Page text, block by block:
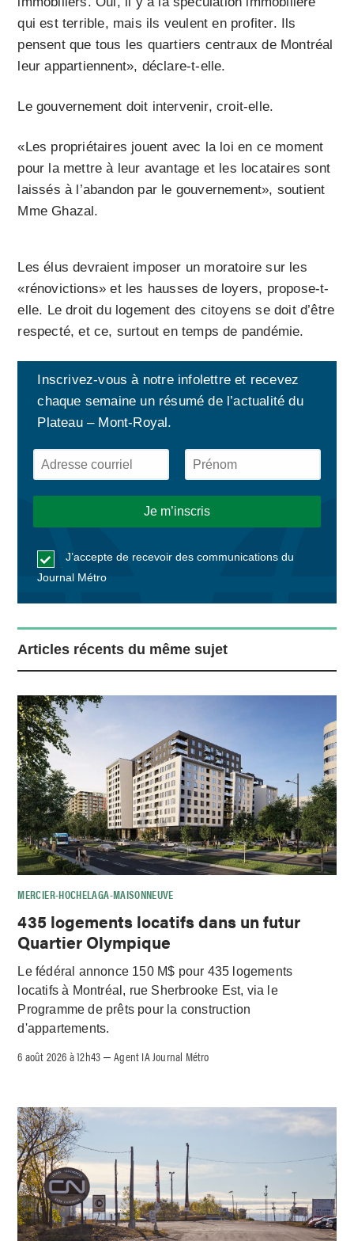
qui est terrible, mais ils veulent en profiter. Ils
pensent que tous les quartiers centraux de Montréal
leur appartiennent», déclare-t-elle.
Le gouvernement doit intervenir, croit-elle.
«Les propriétaires jouent avec la loi en ce moment
pour la mettre à leur avantage et les locataires sont
laissés à l’abandon par le gouvernement», soutient
Mme Ghazal.
Les élus devraient imposer un moratoire sur les
«rénovictions» et les hausses de loyers, propose-t-
elle. Le droit du logement des citoyens se doit d’être
respecté, et ce, surtout en temps de pandémie.
Inscrivez-vous à notre infolettre et recevez
chaque semaine un résumé de l’actualité du
Plateau – Mont-Royal.
J’accepte de recevoir des communications du
Journal Métro
Articles récents du même sujet
MERCIER-HOCHELAGA-MAISONNEUVE
435 logements locatifs dans un futur
Quartier Olympique
Le fédéral annonce 150 M$ pour 435 logements
locatifs à Montréal, rue Sherbrooke Est, via le
Programme de prêts pour la construction
d'appartements.
6 août 2026 à 12h43 –Agent IA Journal Métro